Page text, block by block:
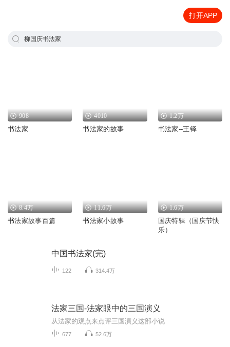
打开APP
柳国庆书法家
908
书法家
4010
书法家的故事
1.2万
书法家--王铎
8.4万
书法家故事百篇
11.6万
书法家小故事
1.6万
国庆特辑（国庆节快
乐）
中国书法家(完)
122 314.4万
法家三国-法家眼中的三国演义
从法家的观点来点评三国演义这部小说
677 52.6万